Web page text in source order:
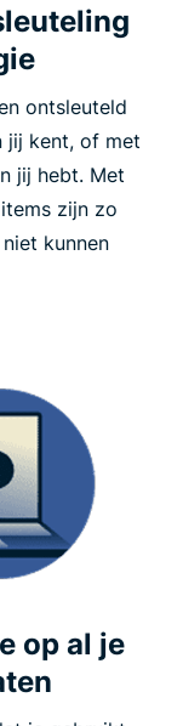
ontsleuteld
jij kent, of met
jij hebt. Met
zijn zo
kunnen
op al je